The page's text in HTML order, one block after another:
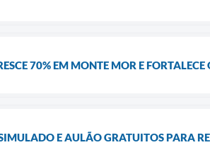
70% EM MONTE MOR E
E AULÃO GRATUITOS PARA